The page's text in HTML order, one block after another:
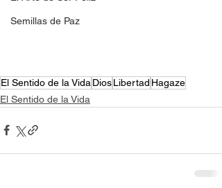
Semillas de Paz
El Sentido de la Vida DiosLibertad Hagaze
El Sentido de la Vida